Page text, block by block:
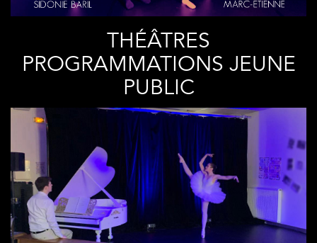
THÉÂTRES
PROGRAMMATIONS JEUNE
PUBLIC